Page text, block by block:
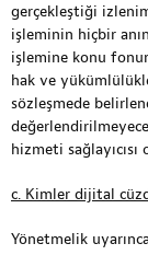
gerçekleştiği
işleminin hiçbir
işlemine konu
hak ve
sözleşmede
hizmeti sağlayıcısı
c. Kimler dijital
Yönetmelik